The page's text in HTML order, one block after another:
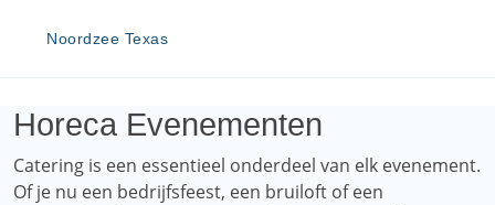
Noordzee Texas
Horeca Evenementen
Catering is een essentieel onderdeel van elk evenement.
Of je nu een bedrijfsfeest, een bruiloft of een